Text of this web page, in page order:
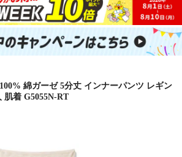
綿ガーゼ 5分丈 インナーパンツ レギン
肌着 G5055N-RT